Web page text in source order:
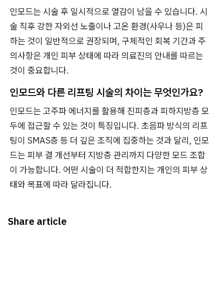
인모드는 시술 후 일시적으로 열감이 남을 수 있습니다. 시
술 직후 강한 자외선 노출이나 고온 환경(사우나 등)은 피
하는 것이 일반적으로 권장되며, 구체적인 회복 기간과 주
의사항은 개인 피부 상태에 따라 의료진의 안내를 따르는
것이 중요합니다.
인모드와 다른 리프팅 시술의 차이는 무엇인가요?
인모드는 고주파 에너지를 활용해 진피층과 피하지방층 모
두에 접근할 수 있는 것이 특징입니다. 초음파 방식의 리프
팅이 SMAS층 등 더 깊은 조직에 집중하는 것과 달리, 인모
드는 피부 결 개선부터 지방층 관리까지 다양한 모드 조합
이 가능합니다. 어떤 시술이 더 적합한지는 개인의 피부 상
태와 목표에 따라 달라집니다.
Share article